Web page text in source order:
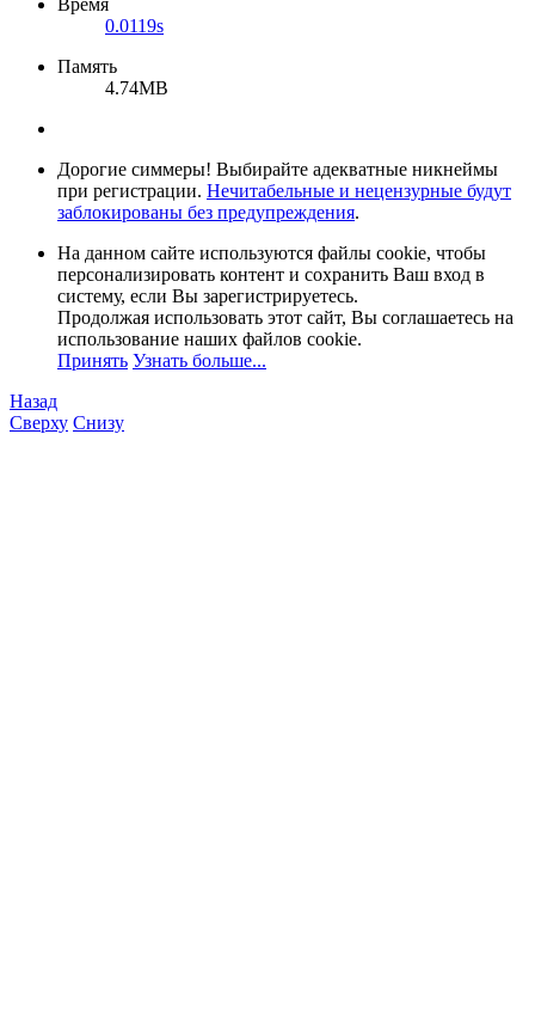
Время
0.0119s
Память
4.74MB
Дорогие симмеры! Выбирайте адекватные никнеймы
при регистрации. Нечитабельные и нецензурные будут
заблокированы без предупреждения.
На данном сайте используются файлы cookie, чтобы
персонализировать контент и сохранить Ваш вход в
систему, если Вы зарегистрируетесь.
Продолжая использовать этот сайт, Вы соглашаетесь на
использование наших файлов cookie.
Принять Узнать больше...
Назад
Сверху Снизу